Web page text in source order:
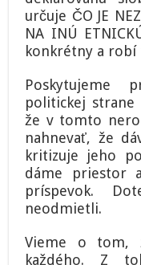
určuje ČO JE
NA INÚ
konkrétny a
Poskytujeme
politickej
že v tomto
nahnevať, že
kritizuje jeho
dáme priestor
príspevok.
neodmietli.
Vieme o tom,
každého. Z